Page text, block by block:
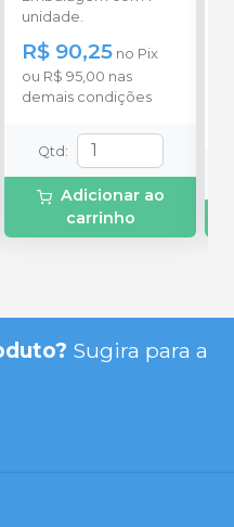
unidade.
R$ 90,25 no Pix
ou R$ 95,00 nas
demais condições
Qtd :
Adicionar ao
carrinho
Sugira para a